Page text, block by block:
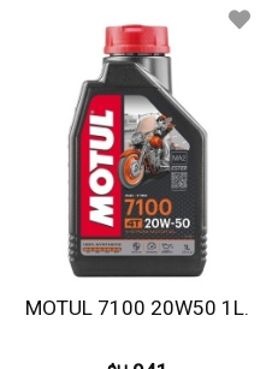
MOTUL 7100 20W50 1L.